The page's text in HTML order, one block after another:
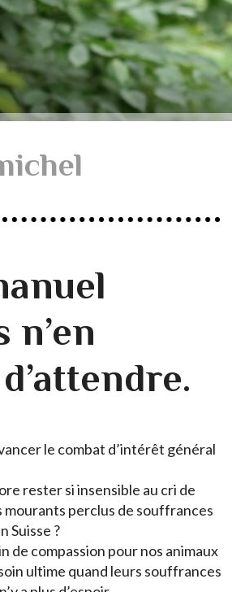
n’en
le combat d’intérêt général
rester si insensible au cri de
mourants perclus de souffrances
Suisse ?
de compassion pour nos animaux
ultime quand leurs souffrances